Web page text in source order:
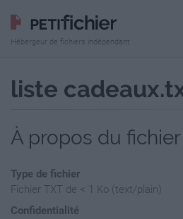
Hébergeur de fichiers indépendant
liste
À propos du fichier
Type de fichier
Fichier TXT de < 1 Ko (text/plain)
Confidentialité